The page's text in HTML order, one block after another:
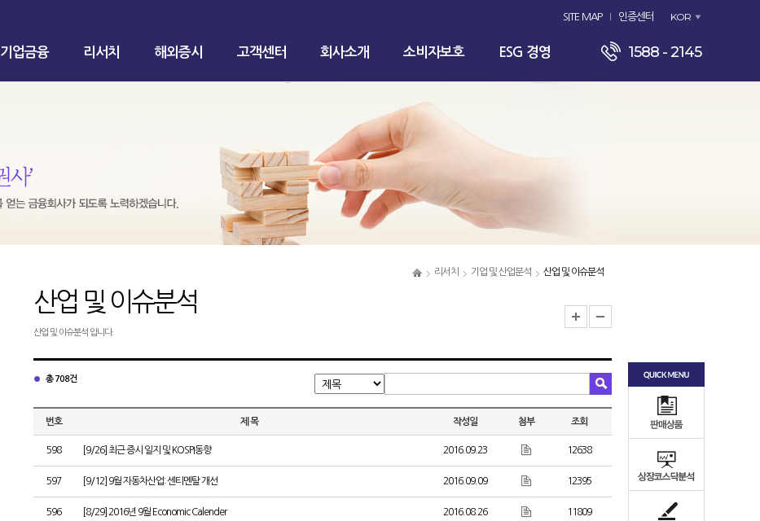
SITE MAP 인증센터 KOR
기업금융 리서치 해외증시 고객센터 회사소개 소비자보호 ESG 경영 1588 - 2145
리서치 기업 및 산업분석 산업 및 이슈분석
산업 및 이슈분석
산업 및 이슈분석 입니다.
총 708건
번호 제 목 작성일 첨부 조회
598 [9/26] 최근 증시 일지 및 KOSPI동향 2016.09.23 12638
597 [9/12] 9월 자동차산업: 센티멘탈 개선 2016.09.09 12395
596 [8/29] 2016년 9월 Economic Calender 2016.08.26 11809